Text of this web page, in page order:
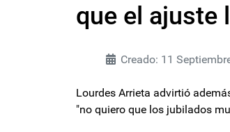
que el ajuste
Creado: 11
Lourdes Arrieta advirtió
"no quiero que los jubilados